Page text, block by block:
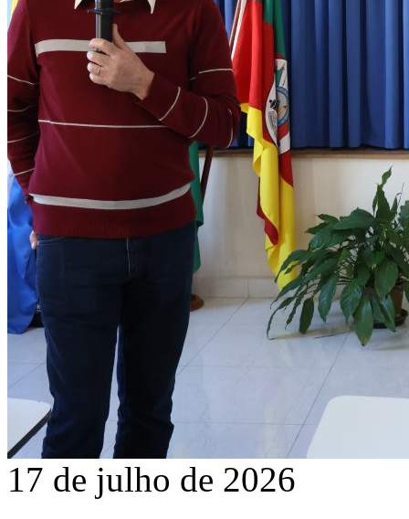
17 de julho de 2026